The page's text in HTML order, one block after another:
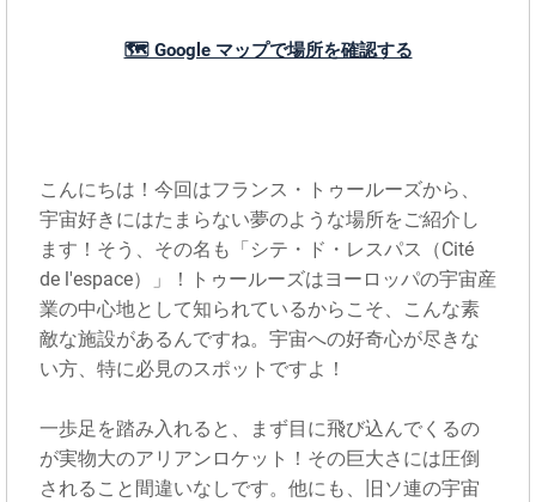
🗺️ Google マップで場所を確認する
こんにちは！今回はフランス・トゥールーズから、
宇宙好きにはたまらない夢のような場所をご紹介し
ます！そう、その名も「シテ・ド・レスパス（Cité
de l'espace）」！トゥールーズはヨーロッパの宇宙産
業の中心地として知られているからこそ、こんな素
敵な施設があるんですね。宇宙への好奇心が尽きな
い方、特に必見のスポットですよ！
一歩足を踏み入れると、まず目に飛び込んでくるの
が実物大のアリアンロケット！その巨大さには圧倒
されること間違いなしです。他にも、旧ソ連の宇宙